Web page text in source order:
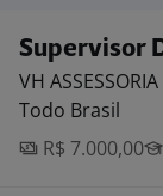
Supervisor
VH
Todo Brasil
R$ 7.000,00